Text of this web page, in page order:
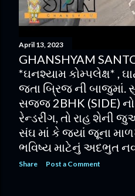
April 13, 2023
GHANSHYAM
*ઘનશ્યામ કોમ્પલેક્ષ* ,
જતા બ્રિજ ની બાજુમાં.
સજ્જ 2BHK (SIDE)
રેન્ડરીંગ, તો રાહ
સંઘ માં કે જ્યાં જૂના
ભવિષ્ય માટેનું અદભુત
Share Post a Comment